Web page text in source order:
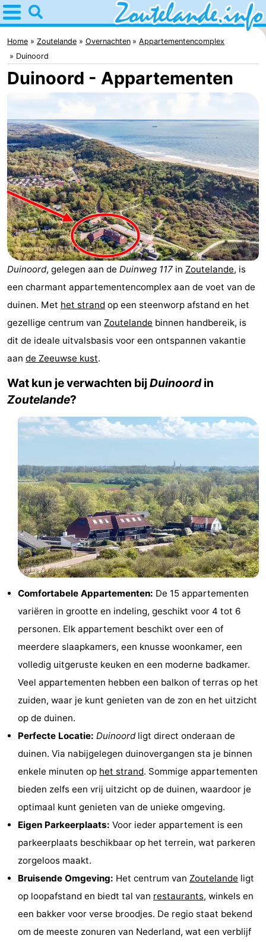
Home
Zoutelande
Tips
kinderen
Webcam
Webcam
Langstraat
Webcam
Strand
Overnachten
Appartementen
Bed
breakfasts)
Hotels
Vakantiehuizen
Last
minutes
Strand
Zien
doen
Bezienswaardigheden
Musea
Galeries
Monumenten
Kerken
Vuurtorens
Uitkijkpunten
Attracties
Speeltuinen
Binnenspeeltuinen
Bowlen
Wellness
centra
Dorpen
Steden
Natuur
Rondleidingen
Sporten
Zwembaden
Fietsen
Home Zoutelande Overnachten
Appartementencomplex
Duinoord
Duinoord - Appartementen
Duinoord, gelegen aan de Duinweg 117 in Zoutelande, is
een charmant appartementencomplex aan de voet van de
duinen. Met het strand op een steenworp afstand en het
gezellige centrum van Zoutelande binnen handbereik, is
dit de ideale uitvalsbasis voor een ontspannen vakantie
aan de Zeeuwse kust.
Wat kun je verwachten bij Duinoordin
Zoutelande?
Comfortabele Appartementen: De 15 appartementen
variëren in grootte en indeling, geschikt voor 4 tot 6
personen. Elk appartement beschikt over een of
meerdere slaapkamers, een knusse woonkamer, een
volledig uitgeruste keuken en een moderne badkamer.
Veel appartementen hebben een balkon of terras op het
zuiden, waar je kunt genieten van de zon en het uitzicht
op de duinen.
Perfecte Locatie: Duinoordligt direct onderaan de
duinen. Via nabijgelegen duinovergangen sta je binnen
enkele minuten op het strand. Sommige appartementen
bieden zelfs een vrij uitzicht op de duinen, waardoor je
optimaal kunt genieten van de unieke omgeving.
Eigen Parkeerplaats: Voor ieder appartement is een
parkeerplaats beschikbaar op het terrein, wat parkeren
zorgeloos maakt.
Bruisende Omgeving: Het centrum van Zoutelande ligt
op loopafstand en biedt tal van restaurants, winkels en
een bakker voor verse broodjes. De regio staat bekend
om de meeste zonuren van Nederland, wat een verblijf